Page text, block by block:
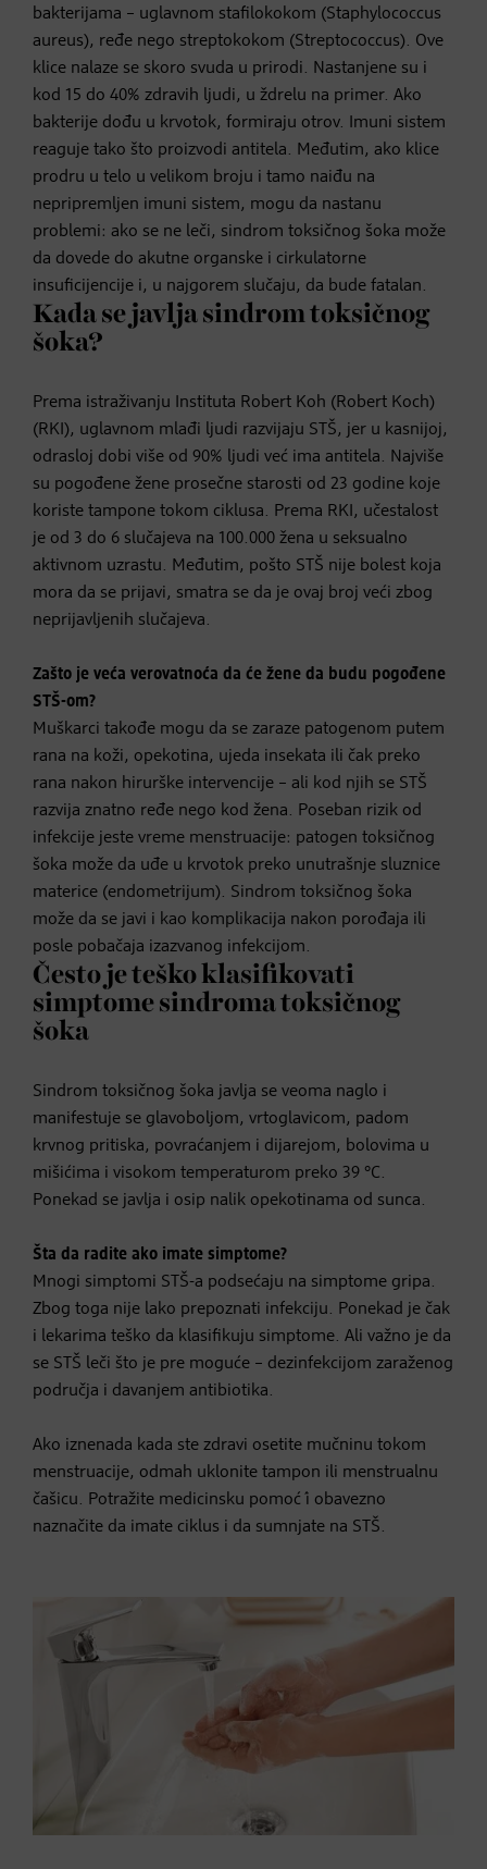
bakterijama – uglavnom stafilokokom (Staphylococcus
aureus), ređe nego streptokokom (Streptococcus). Ove
klice nalaze se skoro svuda u prirodi. Nastanjene su i
kod 15 do 40% zdravih ljudi, u ždrelu na primer. Ako
bakterije dođu u krvotok, formiraju otrov. Imuni sistem
reaguje tako što proizvodi antitela. Međutim, ako klice
prodru u telo u velikom broju i tamo naiđu na
nepripremljen imuni sistem, mogu da nastanu
problemi: ako se ne leči, sindrom toksičnog šoka može
da dovede do akutne organske i cirkulatorne
insuficijencije i, u najgorem slučaju, da bude fatalan.
Kada se javlja sindrom toksičnog
šoka?
Prema istraživanju Instituta Robert Koh (Robert Koch)
(RKI), uglavnom mlađi ljudi razvijaju STŠ, jer u kasnijoj,
odrasloj dobi više od 90% ljudi već ima antitela. Najviše
su pogođene žene prosečne starosti od 23 godine koje
koriste tampone tokom ciklusa. Prema RKI, učestalost
je od 3 do 6 slučajeva na 100.000 žena u seksualno
aktivnom uzrastu. Međutim, pošto STŠ nije bolest koja
mora da se prijavi, smatra se da je ovaj broj veći zbog
neprijavljenih slučajeva.
Zašto je veća verovatnoća da će žene da budu pogođene
STŠ-om?
Muškarci takođe mogu da se zaraze patogenom putem
rana na koži, opekotina, ujeda insekata ili čak preko
rana nakon hirurške intervencije – ali kod njih se STŠ
razvija znatno ređe nego kod žena. Poseban rizik od
infekcije jeste vreme menstruacije: patogen toksičnog
šoka može da uđe u krvotok preko unutrašnje sluznice
materice (endometrijum). Sindrom toksičnog šoka
može da se javi i kao komplikacija nakon porođaja ili
posle pobačaja izazvanog infekcijom.
Često je teško klasifikovati
simptome sindroma toksičnog
šoka
Sindrom toksičnog šoka javlja se veoma naglo i
manifestuje se glavoboljom, vrtoglavicom, padom
krvnog pritiska, povraćanjem i dijarejom, bolovima u
mišićima i visokom temperaturom preko 39 °C.
Ponekad se javlja i osip nalik opekotinama od sunca.
Šta da radite ako imate simptome?
Mnogi simptomi STŠ-a podsećaju na simptome gripa.
Zbog toga nije lako prepoznati infekciju. Ponekad je čak
i lekarima teško da klasifikuju simptome. Ali važno je da
se STŠ leči što je pre moguće – dezinfekcijom zaraženog
područja i davanjem antibiotika.
Ako iznenada kada ste zdravi osetite mučninu tokom
menstruacije, odmah uklonite tampon ili menstrualnu
čašicu. Potražite medicinsku pomoć́ i obavezno
naznačite da imate ciklus i da sumnjate na STŠ.